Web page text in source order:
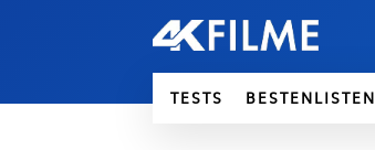
TESTS BESTENLISTEN